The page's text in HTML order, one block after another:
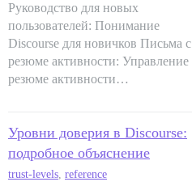
Руководство для новых
пользователей: Понимание
Discourse для новичков Письма с
резюме активности: Управление
резюме активности…
Уровни доверия в Discourse:
подробное объяснение
trust-levels, reference